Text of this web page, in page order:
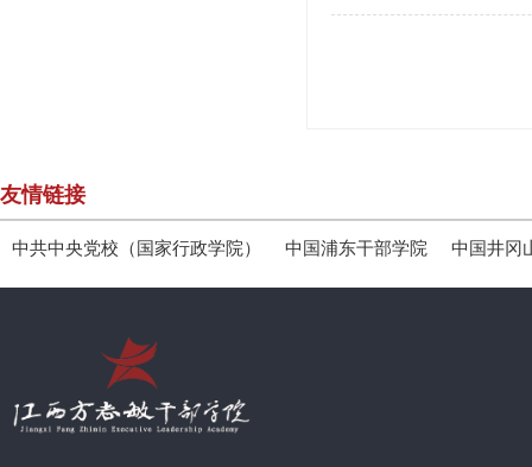
友情链接
中共中央党校（国家行政学院） 中国浦东干部学院 中国井冈